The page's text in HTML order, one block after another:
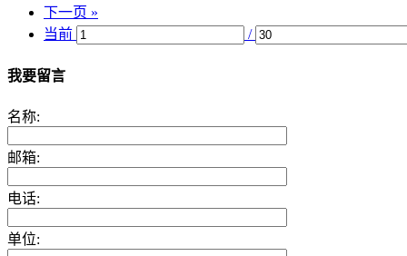
下一页 »
当前
/
我要留言
名称:
邮箱:
电话:
单位: